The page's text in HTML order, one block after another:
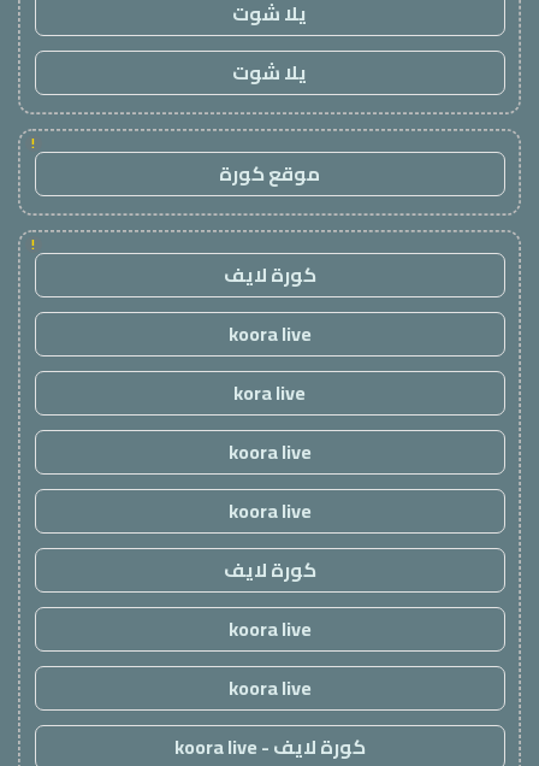
يلا شوت
يلا شوت
!
موقع كورة
!
كورة لايف
koora live
kora live
koora live
koora live
كورة لايف
koora live
koora live
كورة لايف - koora live